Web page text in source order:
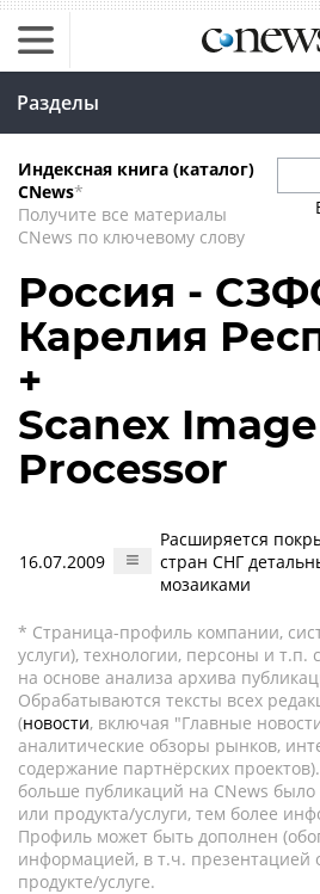
Разделы
Индексная книга (каталог)
CNews*
Получите все материалы
CNews по ключевому слову
Россия -
Карелия
+
Scanex Image
Processor
16.07.2009
Расширяется
стран СНГ
мозаиками
* Страница-профиль компании,
услуги), технологии, персоны и т.п.
на основе анализа архива
Обрабатываются тексты всех
(новости, включая "Главные
аналитические обзоры рынков,
содержание партнёрских
больше публикаций на CNews
или продукта/услуги, тем более
Профиль может быть дополнен
информацией, в т.ч. презентацией
продукте/услуге.